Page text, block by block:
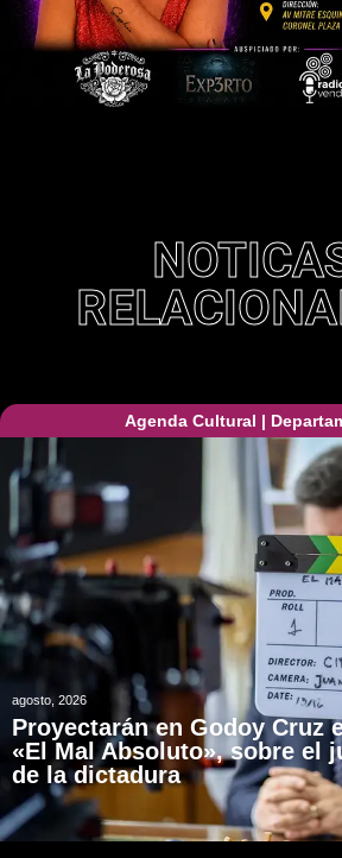
Agenda Cultural |
agosto, 2026
Proyectarán en Godoy Cruz
«El Mal Absoluto», sobre el
de la dictadura